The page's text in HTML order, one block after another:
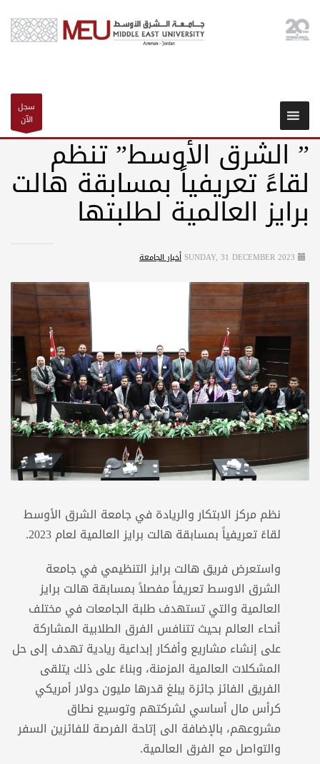
سجل
الآن
” الشرق الأوسط” تنظم
لقاءً تعريفياً بمسابقة هالت
برايز العالمية لطلبتها
SUNDAY, 31 DECEMBER 2023 أخبار الجامعة
نظم مركز الابتكار والريادة في جامعة الشرق الأوسط
لقاءً تعريفياً بمسابقة هالت برايز العالمية لعام 2023.
واستعرض فريق هالت برايز التنظيمي في جامعة
الشرق الاوسط تعريفاً مفصلاً بمسابقة هالت برايز
العالمية والتي تستهدف طلبة الجامعات في مختلف
أنحاء العالم بحيث تتنافس الفرق الطلابية المشاركة
على إنشاء مشاريع وأفكار إبداعية ريادية تهدف إلى حل
المشكلات العالمية المزمنة، وبناءً على ذلك يتلقى
الفريق الفائز جائزة يبلغ قدرها مليون دولار أمريكي
كرأس مال أساسي لشركتهم وتوسيع نطاق
مشروعهم، بالإضافة الى إتاحة الفرصة للفائزين السفر
والتواصل مع الفرق العالمية.